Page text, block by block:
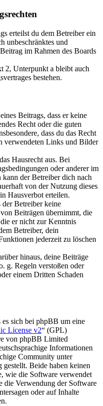
erteilst du dem Betreiber ein
unbeschränktes und
im Rahmen des Boards
2, Unterpunkt a bleibt auch
bestehen.
Beitrags, dass er keine
Recht oder die guten
dass du das Recht
verwendeten Links und Bilder
Hausrecht aus. Bei
oder anderer im
der Betreiber dich nach
von der Nutzung dieses
Hausverbot erteilen.
Betreiber keine
Beiträgen übernimmt, die
er nicht zur Kenntnis
Betreiber, dein
jederzeit zu löschen
hinaus, deine Beiträge
g. Regeln verstoßen oder
einem Dritten Schaden
sich bei phpBB um eine
License v2“ (GPL)
von phpBB Limited
Informationen
Community unter
Beide haben keinen
wie die Software verwendet
die Verwendung der Software
oder auf Inhalte